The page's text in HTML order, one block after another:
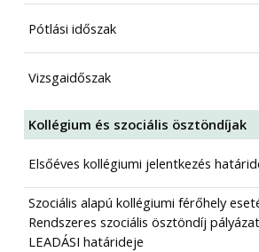
Pótlási időszak
Vizsgaidőszak
Kollégium és szociális ösztöndíjak
Elsőéves kollégiumi jelentkezés
Szociális alapú kollégiumi férőhely
Rendszeres szociális ösztöndíj pályázat
LEADÁSI határideje